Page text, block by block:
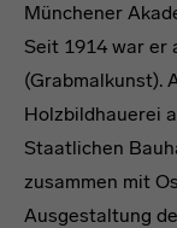
Münchener
Seit 1914 war er
(Grabmalkunst).
Holzbildhauerei
Staatlichen
zusammen mit
Ausgestaltung